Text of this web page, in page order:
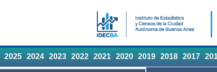
2025 2024 2023 2022 2021 2020 2019 2018 2017